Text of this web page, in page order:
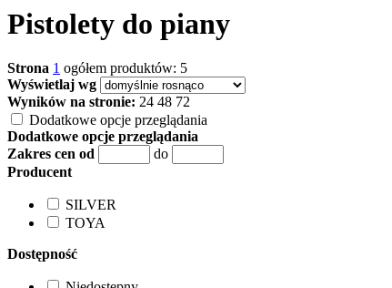
Pistolety do piany
Strona 1 ogółem produktów: 5
Wyświetlaj wg
Wyników na stronie: 24 48 72
Dodatkowe opcje przeglądania
Dodatkowe opcje przeglądania
Zakres cen od
do
Producent
SILVER
TOYA
Dostępność